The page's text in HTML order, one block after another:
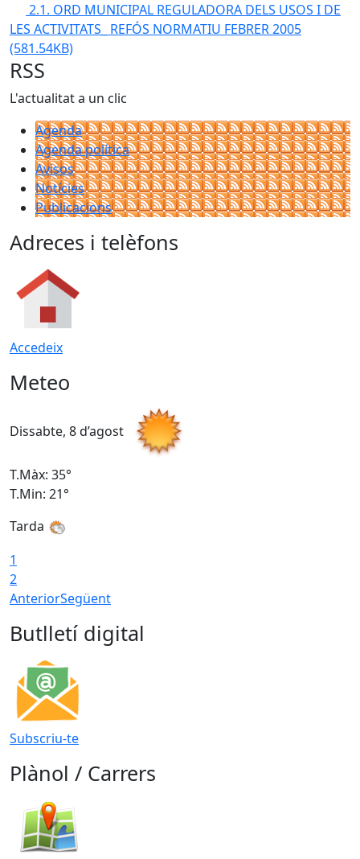
2.1. ORD MUNICIPAL REGULADORA DELS USOS I DE
LES ACTIVITATS_ REFÓS NORMATIU FEBRER 2005
(581.54KB)
RSS
L'actualitat a un clic
Agenda
Agenda política
Avisos
Notícies
Publicacions
Adreces i telèfons
Accedeix
Meteo
Dissabte, 8 d’agost
T.Màx: 35°
T.Min: 21°
Tarda
1
2
AnteriorSegüent
Butlletí digital
Subscriu-te
Plànol / Carrers